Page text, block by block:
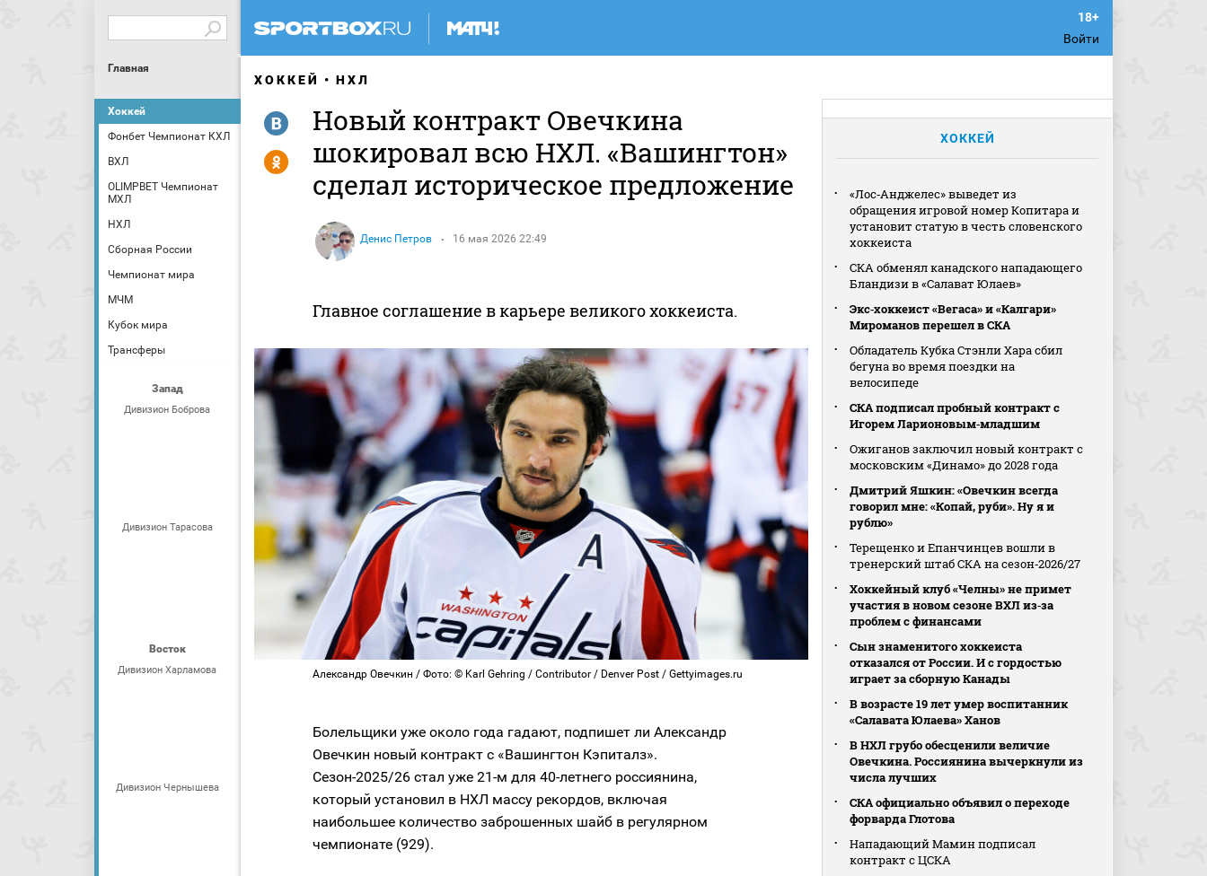
Войти
Главная
Хоккей
Фонбет Чемпионат КХЛ
ВХЛ
OLIMPBET Чемпионат
МХЛ
НХЛ
Сборная России
Чемпионат мира
МЧМ
Кубок мира
Трансферы
Запад
Дивизион Боброва
Дивизион Тарасова
Восток
Дивизион Харламова
Дивизион Чернышева
ХОККЕЙ НХЛ
Новый контракт Овечкина
шокировал всю НХЛ. «Вашингтон»
сделал историческое предложение
Денис Петров 16 мая 2026 22:49
R
Y
Главное соглашение в карьере великого хоккеиста.
Александр Овечкин / Фото: © Karl Gehring / Contributor / Denver Post / Gettyimages.ru
Болельщики уже около года гадают, подпишет ли Александр
Овечкин новый контракт с «Вашингтон Кэпиталз».
Сезон-2025/26 стал уже 21-м для 40-летнего россиянина,
который установил в НХЛ массу рекордов, включая
наибольшее количество заброшенных шайб в регулярном
чемпионате (929).
ХОККЕЙ
«Лос‑Анджелес» выведет из
обращения игровой номер Копитара и
установит статую в честь словенского
хоккеиста
СКА обменял канадского нападающего
Бландизи в «Салават Юлаев»
Экс‑хоккеист «Вегаса» и «Калгари»
Мироманов перешел в СКА
Обладатель Кубка Стэнли Хара сбил
бегуна во время поездки на
велосипеде
СКА подписал пробный контракт с
Игорем Ларионовым‑младшим
Ожиганов заключил новый контракт с
московским «Динамо» до 2028 года
Дмитрий Яшкин: «Овечкин всегда
говорил мне: «Копай, руби». Ну я и
рублю»
Терещенко и Епанчинцев вошли в
тренерский штаб СКА на сезон‑2026/27
Хоккейный клуб «Челны» не примет
участия в новом сезоне ВХЛ из‑за
проблем с финансами
Сын знаменитого хоккеиста
отказался от России. И с гордостью
играет за сборную Канады
В возрасте 19 лет умер воспитанник
«Салавата Юлаева» Ханов
В НХЛ грубо обесценили величие
Овечкина. Россиянина вычеркнули из
числа лучших
СКА официально объявил о переходе
форварда Глотова
Нападающий Мамин подписал
контракт с ЦСКА